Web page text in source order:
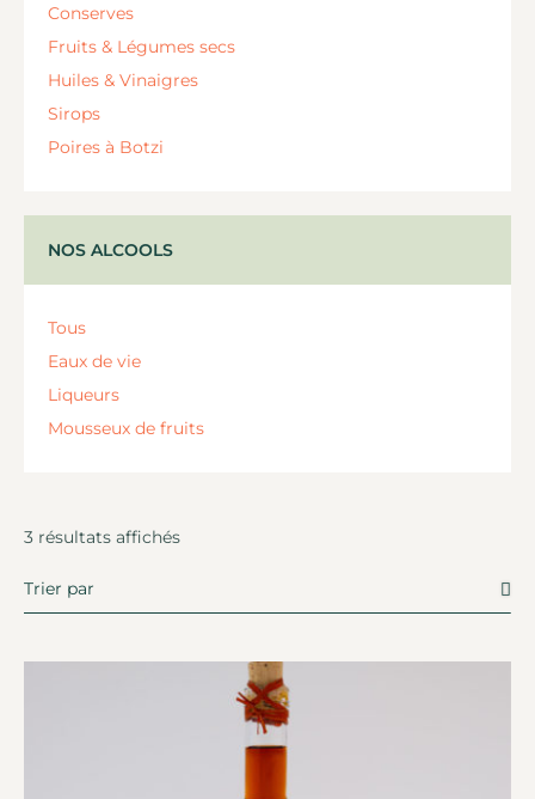
Conserves
Fruits & Légumes secs
Huiles & Vinaigres
Sirops
Poires à Botzi
NOS ALCOOLS
Tous
Eaux de vie
Liqueurs
Mousseux de fruits
3 résultats affichés